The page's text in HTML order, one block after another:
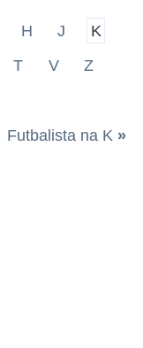
H J
K
T V Z
Futbalista na K »